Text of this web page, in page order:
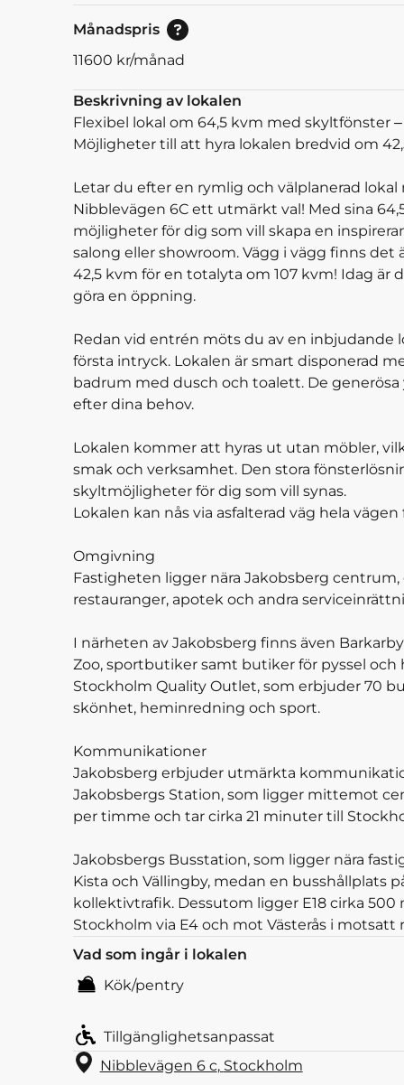
Månadspris
Pris vid bokning av 30<br/>eller mer dagar.
11600 kr/månad
Beskrivning av lokalen
Flexibel lokal om 64,5 kvm med skyltfönster
Möjligheter till att hyra lokalen bredvid om
Letar du efter en rymlig och välplanerad
Nibblevägen 6C ett utmärkt val! Med sina
möjligheter för dig som vill skapa en
salong eller showroom. Vägg i vägg finns
42,5 kvm för en totalyta om 107 kvm! Idag
göra en öppning.
Redan vid entrén möts du av en inbjudande
första intryck. Lokalen är smart disponerad
badrum med dusch och toalett. De
efter dina behov.
Lokalen kommer att hyras ut utan möbler,
smak och verksamhet. Den stora
skyltmöjligheter för dig som vill synas.
Lokalen kan nås via asfalterad väg hela
Omgivning
Fastigheten ligger nära Jakobsberg
restauranger, apotek och andra
I närheten av Jakobsberg finns även
Zoo, sportbutiker samt butiker för pyssel
Stockholm Quality Outlet, som erbjuder 70
skönhet, heminredning och sport.
Kommunikationer
Jakobsberg erbjuder utmärkta
Jakobsbergs Station, som ligger mittemot
per timme och tar cirka 21 minuter till
Jakobsbergs Busstation, som ligger nära
Kista och Vällingby, medan en busshållplats
kollektivtrafik. Dessutom ligger E18 cirka
Stockholm via E4 och mot Västerås i motsatt
Vad som ingår i lokalen
Kök/pentry
Tillgänglighetsanpassat
Nibblevägen 6 c, Stockholm